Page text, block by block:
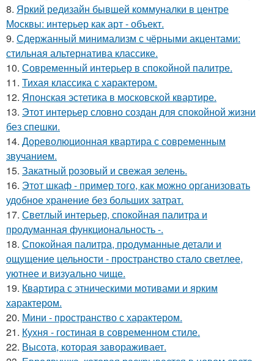
8. Яркий редизайн бывшей коммуналки в центре
Москвы: интерьер как арт - объект.
9. Сдержанный минимализм с чёрными акцентами:
стильная альтернатива классике.
10. Современный интерьер в спокойной палитре.
11. Тихая классика с характером.
12. Японская эстетика в московской квартире.
13. Этот интерьер словно создан для спокойной жизни
без спешки.
14. Дореволюционная квартира с современным
звучанием.
15. Закатный розовый и свежая зелень.
16. Этот шкаф - пример того, как можно организовать
удобное хранение без больших затрат.
17. Светлый интерьер, спокойная палитра и
продуманная функциональность -.
18. Спокойная палитра, продуманные детали и
ощущение цельности - пространство стало светлее,
уютнее и визуально чище.
19. Квартира с этническими мотивами и ярким
характером.
20. Мини - пространство с характером.
21. Кухня - гостиная в современном стиле.
22. Высота, которая завораживает.